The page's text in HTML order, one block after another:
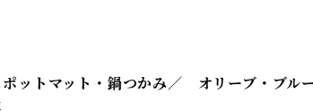
ットマット・鍋つかみ／ オリーブ・ブル